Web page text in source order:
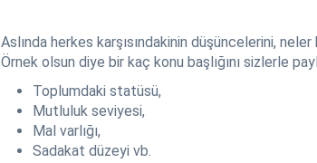
Aslında herkes karşısındakinin düşüncelerini,
Örnek olsun diye bir kaç konu başlığını sizlerle
Toplumdaki statüsü,
Mutluluk seviyesi,
Mal varlığı,
Sadakat düzeyi vb.